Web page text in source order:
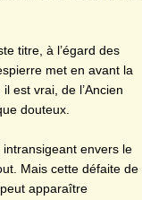
titre, à l’égard des
met en avant la
est vrai, de l’Ancien
douteux.
envers le
Mais cette défaite de
apparaître